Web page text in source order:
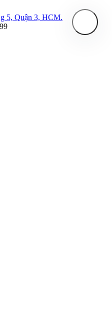
5, Quận 3, HCM.